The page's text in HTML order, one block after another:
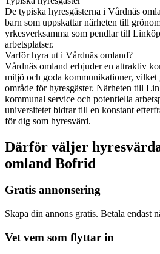
De typiska hyresgästerna i Vårdnäs
barn som uppskattar närheten till
yrkesverksamma som pendlar till
arbetsplatser.
Varför hyra ut i Vårdnäs omland?
Vårdnäs omland erbjuder en attraktiv
miljö och goda kommunikationer, vilket
område för hyresgäster. Närheten till
kommunal service och potentiella
universitetet bidrar till en konstant
för dig som hyresvärd.
Därför väljer
omland Bofrid
Gratis annonsering
Skapa din annons gratis. Betala endast
Vet vem som flyttar in